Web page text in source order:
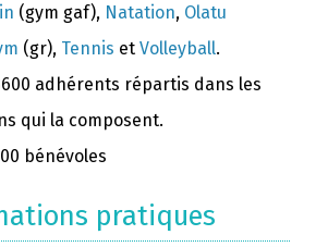
(gym gaf), Natation, Olatu
(gr), Tennis et Volleyball.
adhérents répartis dans les
qui la composent.
bénévoles
pratiques